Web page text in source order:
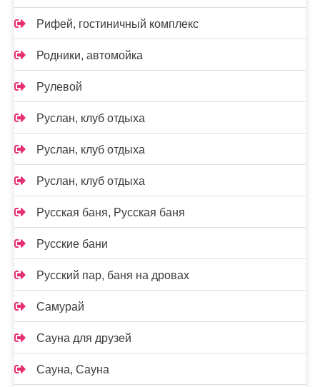
Рифей, гостиничный комплекс
Родники, автомойка
Рулевой
Руслан, клуб отдыха
Руслан, клуб отдыха
Руслан, клуб отдыха
Русская баня, Русская баня
Русские бани
Русский пар, баня на дровах
Самурай
Сауна для друзей
Сауна, Сауна